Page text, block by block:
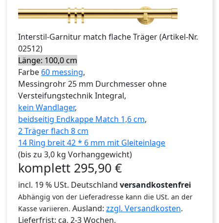
Interstil-Garnitur match flache Träger(Artikel-Nr.
02512)
Länge: 100,0 cm
Farbe 60 messing,
Messingrohr 25 mm Durchmesser ohne
Versteifungstechnik Integral,
kein Wandlager,
beidseitig Endkappe Match 1,6 cm,
2 Träger flach 8 cm
14 Ring breit 42 * 6 mm mit Gleiteinlage
(bis zu 3,0 kg Vorhanggewicht)
komplett 295,90 €
incl. 19 % USt. Deutschland versandkostenfrei
Abhängig von der Lieferadresse kann die USt. an der
Kasse variieren. Ausland: zzgl. Versandkosten.
Lieferfrist: ca. 2-3 Wochen.